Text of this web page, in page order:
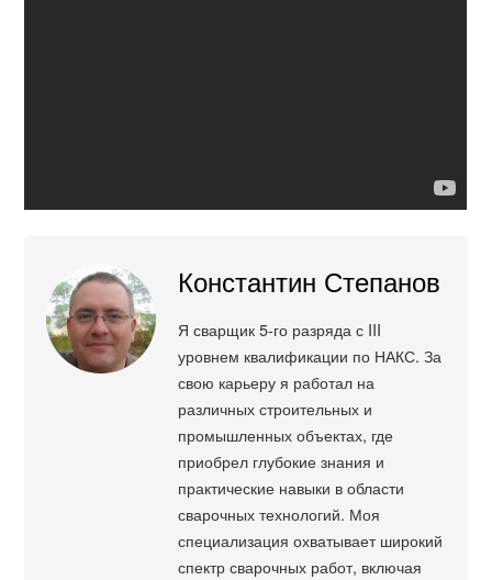
Константин Степанов
Я сварщик 5-го разряда с III
уровнем квалификации по НАКС. За
свою карьеру я работал на
различных строительных и
промышленных объектах, где
приобрел глубокие знания и
практические навыки в области
сварочных технологий. Моя
специализация охватывает широкий
спектр сварочных работ, включая